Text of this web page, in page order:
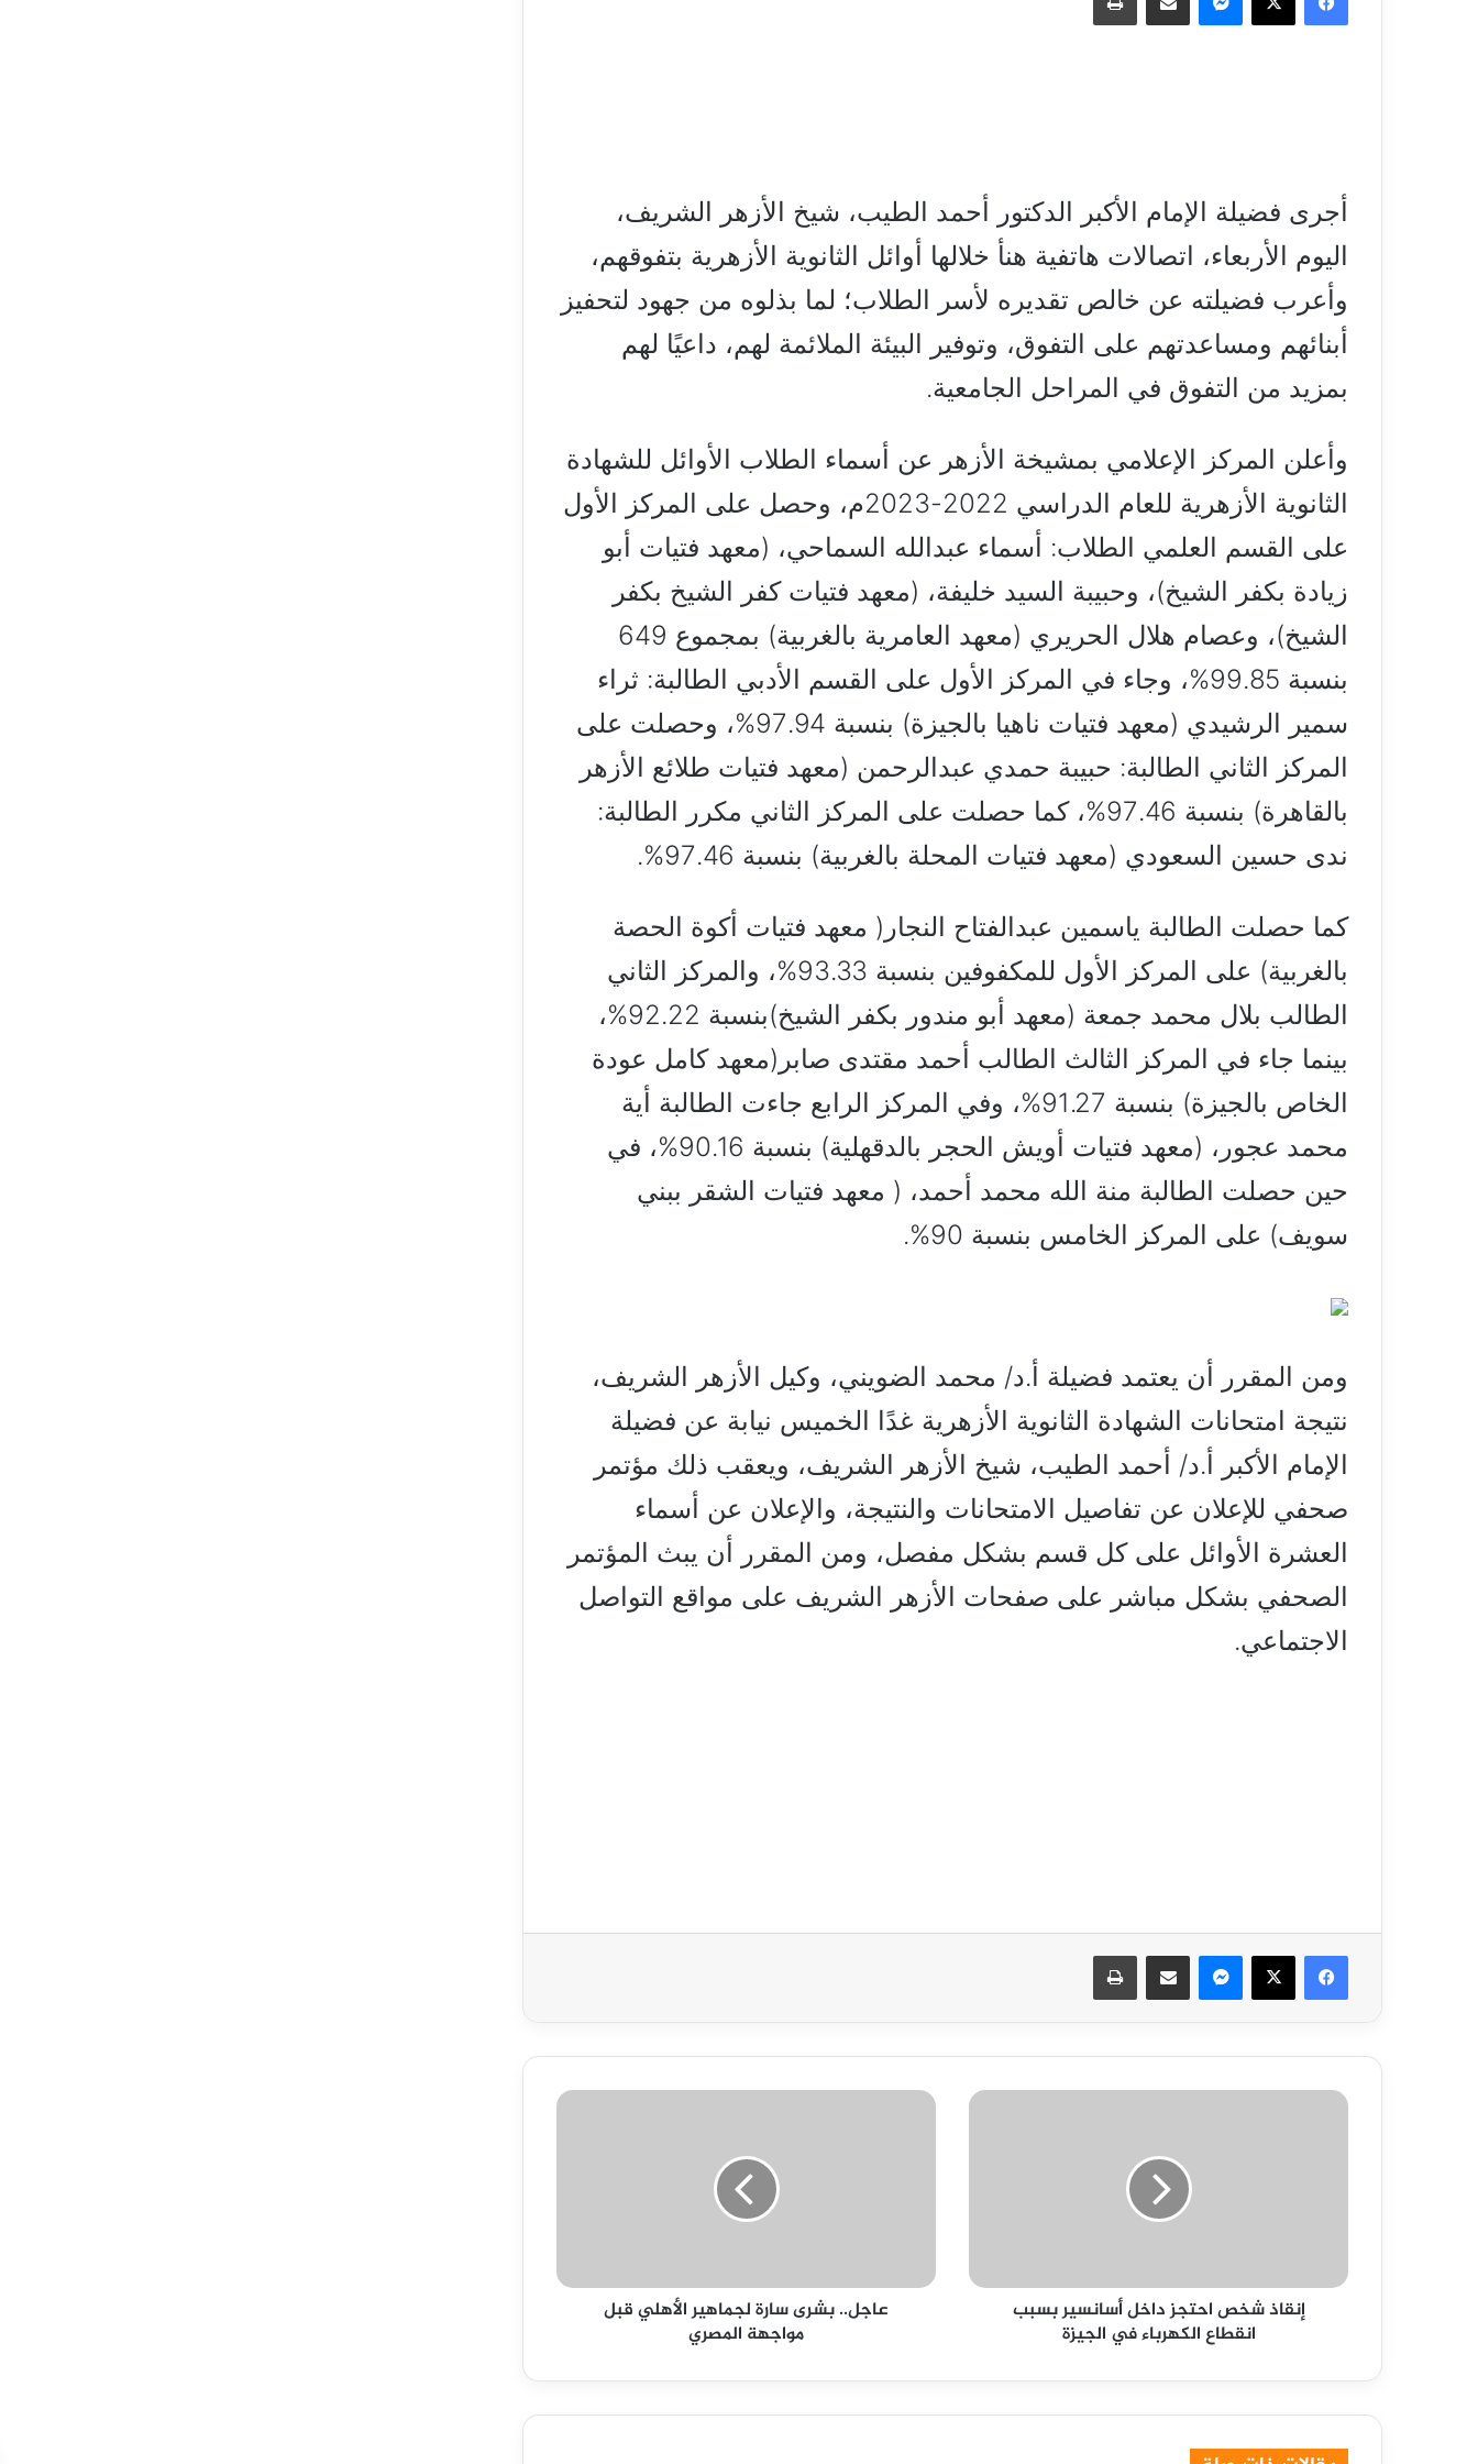
أجرى فضيلة الإمام الأكبر الدكتور أحمد الطيب، شيخ الأزهر الشريف،
اليوم الأربعاء، اتصالات هاتفية هنأ خلالها أوائل الثانوية الأزهرية بتفوقهم،
وأعرب فضيلته عن خالص تقديره لأسر الطلاب؛ لما بذلوه من جهود لتحفيز
أبنائهم ومساعدتهم على التفوق، وتوفير البيئة الملائمة لهم، داعيًا لهم
بمزيد من التفوق في المراحل الجامعية.
وأعلن المركز الإعلامي بمشيخة الأزهر عن أسماء الطلاب الأوائل للشهادة
الثانوية الأزهرية للعام الدراسي 2022-2023م، وحصل على المركز الأول
على القسم العلمي الطلاب: أسماء عبدالله السماحي، (معهد فتيات أبو
زيادة بكفر الشيخ)، وحبيبة السيد خليفة، (معهد فتيات كفر الشيخ بكفر
الشيخ)، وعصام هلال الحريري (معهد العامرية بالغربية) بمجموع 649
بنسبة 99.85%، وجاء في المركز الأول على القسم الأدبي الطالبة: ثراء
سمير الرشيدي (معهد فتيات ناهيا بالجيزة) بنسبة 97.94%، وحصلت على
المركز الثاني الطالبة: حبيبة حمدي عبدالرحمن (معهد فتيات طلائع الأزهر
بالقاهرة) بنسبة 97.46%، كما حصلت على المركز الثاني مكرر الطالبة:
ندى حسين السعودي (معهد فتيات المحلة بالغربية) بنسبة 97.46%.
كما حصلت الطالبة ياسمين عبدالفتاح النجار( معهد فتيات أكوة الحصة
بالغربية) على المركز الأول للمكفوفين بنسبة 93.33%، والمركز الثاني
الطالب بلال محمد جمعة (معهد أبو مندور بكفر الشيخ)بنسبة 92.22%،
بينما جاء في المركز الثالث الطالب أحمد مقتدى صابر(معهد كامل عودة
الخاص بالجيزة) بنسبة 91.27%، وفي المركز الرابع جاءت الطالبة أية
محمد عجور، (معهد فتيات أويش الحجر بالدقهلية) بنسبة 90.16%، في
حين حصلت الطالبة منة الله محمد أحمد، ( معهد فتيات الشقر ببني
سويف) على المركز الخامس بنسبة 90%.
ومن المقرر أن يعتمد فضيلة أ.د/ محمد الضويني، وكيل الأزهر الشريف،
نتيجة امتحانات الشهادة الثانوية الأزهرية غدًا الخميس نيابة عن فضيلة
الإمام الأكبر أ.د/ أحمد الطيب، شيخ الأزهر الشريف، ويعقب ذلك مؤتمر
صحفي للإعلان عن تفاصيل الامتحانات والنتيجة، والإعلان عن أسماء
العشرة الأوائل على كل قسم بشكل مفصل، ومن المقرر أن يبث المؤتمر
الصحفي بشكل مباشر على صفحات الأزهر الشريف على مواقع التواصل
الاجتماعي.
فيسبوك ‫X ماسنجر مشاركة عبر البريد طباعة
إنقاذ
في
إنقاذ شخص احتجز داخل أسانسير بسبب
انقطاع الكهرباء في الجيزة
عاجل..
عاجل.. بشرى سارة لجماهير الأهلي قبل
مواجهة المصري